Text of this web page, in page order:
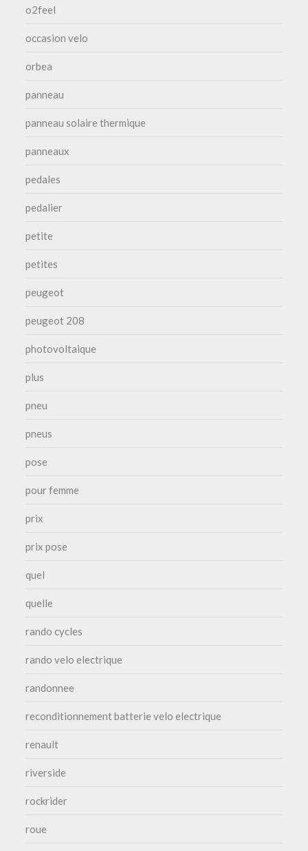
o2feel
occasion velo
orbea
panneau
panneau solaire thermique
panneaux
pedales
pedalier
petite
petites
peugeot
peugeot 208
photovoltaique
plus
pneu
pneus
pose
pour femme
prix
prix pose
quel
quelle
rando cycles
rando velo electrique
randonnee
reconditionnement batterie velo electrique
renault
riverside
rockrider
roue